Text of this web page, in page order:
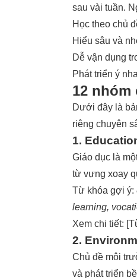
sau vài tuần.
Học theo chủ
Hiểu sâu và
Dễ vận dụng
Phát triển ý
12
Dưới đây là
riêng chuyên
1.
Giáo dục là
từ vựng xoay
Từ khóa gợi ý:
learning,
Xem chi tiết: [
2.
Chủ đề môi
và phát triển